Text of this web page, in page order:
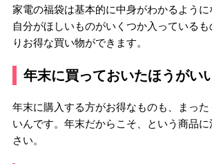
家電の福袋は基本的に中身がわかるように
自分がほしいものがいくつか入っている
りお得な買い物ができます。
年末に買っておいたほうがい
年末に購入する方がお得なものも、まっ
いんです。年末だからこそ、という商品
さい。